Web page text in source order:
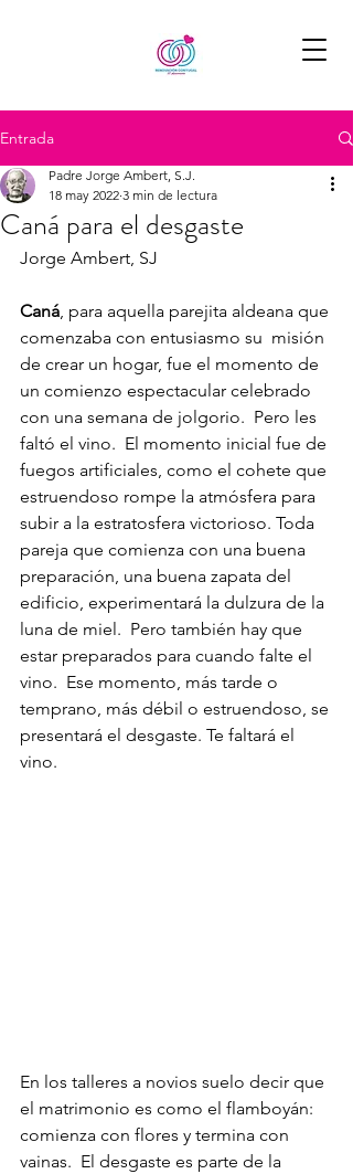
Entrada
Caná para el desgaste
Padre Jorge Ambert, S.J.
18 may 2022 3 min de lectura
Jorge Ambert, SJ
Caná, para aquella parejita aldeana que
comenzaba con entusiasmo su  misión
de crear un hogar, fue el momento de
un comienzo espectacular celebrado
con una semana de jolgorio.  Pero les
faltó el vino.  El momento inicial fue de
fuegos artificiales, como el cohete que
estruendoso rompe la atmósfera para
subir a la estratosfera victorioso. Toda
pareja que comienza con una buena
preparación, una buena zapata del
edificio, experimentará la dulzura de la
luna de miel.  Pero también hay que
estar preparados para cuando falte el
vino.  Ese momento, más tarde o
temprano, más débil o estruendoso, se
presentará el desgaste. Te faltará el
vino.
En los talleres a novios suelo decir que
el matrimonio es como el flamboyán:
comienza con flores y termina con
vainas.  El desgaste es parte de la